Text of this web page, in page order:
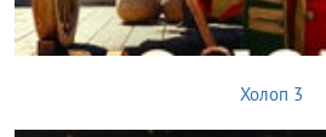
Холоп 3